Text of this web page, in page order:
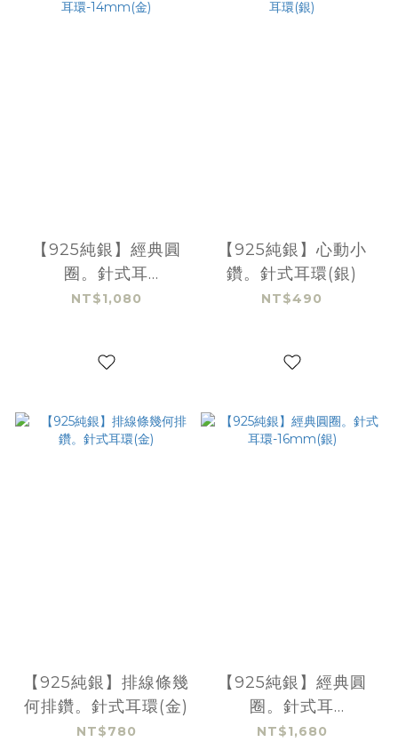
【925純銀】經典圓
圈。針式耳
環-14mm(金)
NT$1,080
【925純銀】心動小
鑽。針式耳環(銀)
NT$490
【925純銀】排線條幾
何排鑽。針式耳環(金)
NT$780
【925純銀】經典圓
圈。針式耳
環-16mm(銀)
NT$1,680